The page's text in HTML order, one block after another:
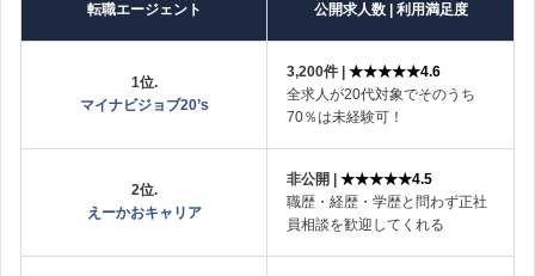
転職エージェント 公開求人数 | 利用満足度
1位.
マイナビジョブ20’s
3,200件 | ★★★★★4.6
全求人が20代対象でそのうち
70％は未経験可！
2位.
えーかおキャリア
非公開 | ★★★★★4.5
職歴・経歴・学歴と問わず正社
員相談を歓迎してくれる